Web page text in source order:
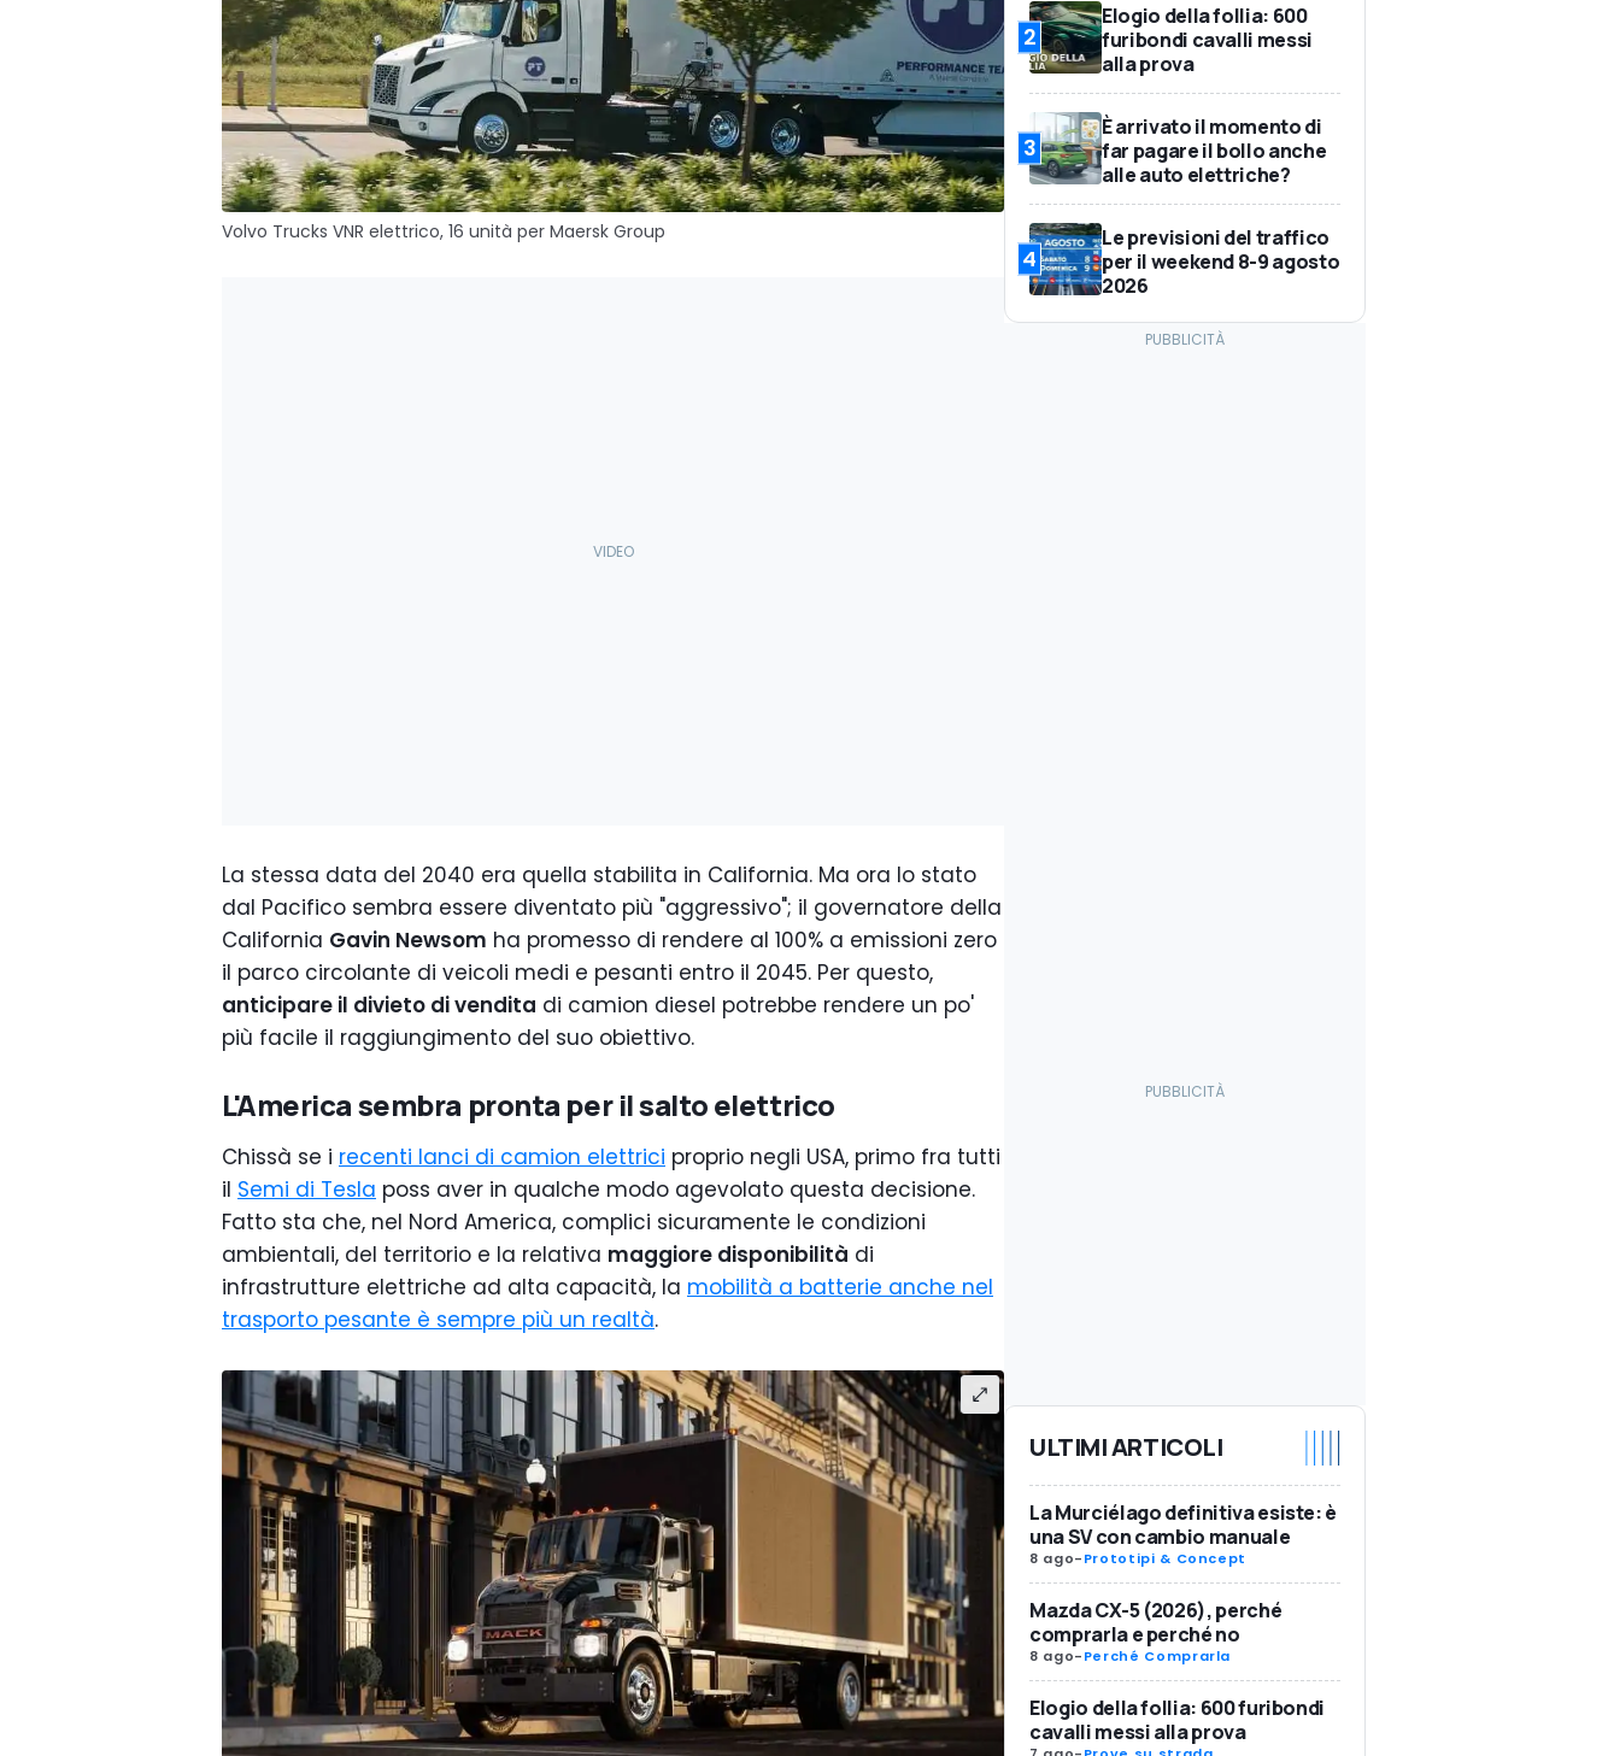
Volvo Trucks VNR elettrico, 16 unità per Maersk Group
La stessa data del 2040 era quella stabilita in California. Ma ora lo stato
dal Pacifico sembra essere diventato più "aggressivo"; il governatore della
California Gavin Newsom ha promesso di rendere al 100% a emissioni zero
il parco circolante di veicoli medi e pesanti entro il 2045. Per questo,
anticipare il divieto di vendita di camion diesel potrebbe rendere un po'
più facile il raggiungimento del suo obiettivo.
L'America sembra pronta per il salto elettrico
Chissà se i recenti lanci di camion elettrici proprio negli USA, primo fra tutti
il Semi di Tesla poss aver in qualche modo agevolato questa decisione.
Fatto sta che, nel Nord America, complici sicuramente le condizioni
ambientali, del territorio e la relativa maggiore disponibilità di
infrastrutture elettriche ad alta capacità, la mobilità a batterie anche nel
trasporto pesante è sempre più un realtà.
2
Elogio della follia: 600
furibondi cavalli messi
alla prova
3
È arrivato il momento di
far pagare il bollo anche
alle auto elettriche?
4
Le previsioni del traffico
per il weekend 8-9 agosto
2026
ULTIMI ARTICOLI
La Murciélago definitiva esiste: è
una SV con cambio manuale
8 ago-Prototipi & Concept
Mazda CX-5 (2026), perché
comprarla e perché no
8 ago-Perché Comprarla
Elogio della follia: 600 furibondi
cavalli messi alla prova